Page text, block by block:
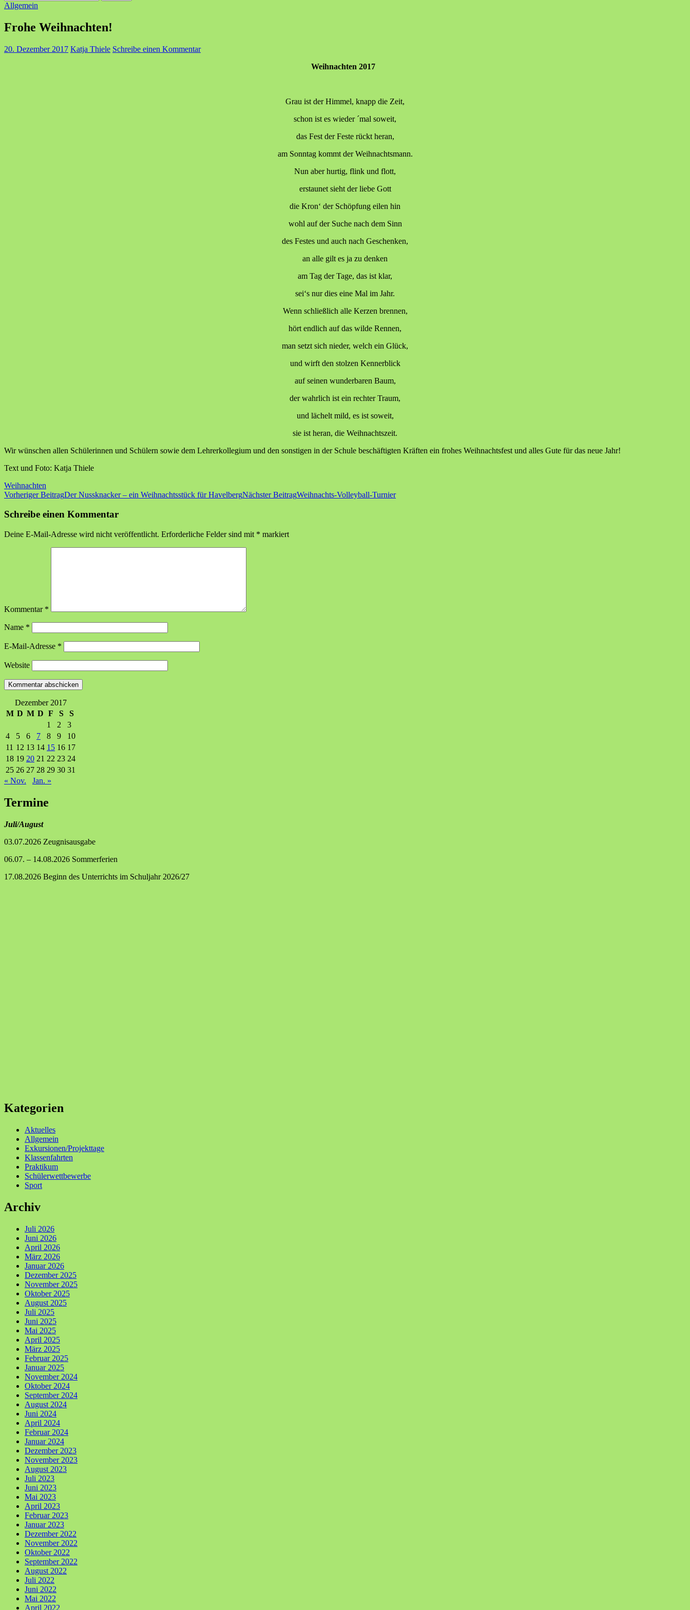
nach:
Allgemein
Frohe Weihnachten!
20. Dezember 2017 Katja Thiele Schreibe einen Kommentar
Weihnachten 2017
Grau ist der Himmel, knapp die Zeit,
schon ist es wieder ´mal soweit,
das Fest der Feste rückt heran,
am Sonntag kommt der Weihnachtsmann.
Nun aber hurtig, flink und flott,
erstaunet sieht der liebe Gott
die Kron‘ der Schöpfung eilen hin
wohl auf der Suche nach dem Sinn
des Festes und auch nach Geschenken,
an alle gilt es ja zu denken
am Tag der Tage, das ist klar,
sei‘s nur dies eine Mal im Jahr.
Wenn schließlich alle Kerzen brennen,
hört endlich auf das wilde Rennen,
man setzt sich nieder, welch ein Glück,
und wirft den stolzen Kennerblick
auf seinen wunderbaren Baum,
der wahrlich ist ein rechter Traum,
und lächelt mild, es ist soweit,
sie ist heran, die Weihnachtszeit.
Wir wünschen allen Schülerinnen und Schülern sowie dem Lehrerkollegium und den sonstigen in der Schule beschäftigten Kräften ein frohes Weihnachtsfest und alles Gute für das neue Jahr!
Text und Foto: Katja Thiele
Weihnachten
Beitragsnavigation
Vorheriger BeitragDer Nussknacker – ein Weihnachtsstück für HavelbergNächster BeitragWeihnachts-Volleyball-Turnier
Schreibe einen Kommentar
Deine E-Mail-Adresse wird nicht veröffentlicht. Erforderliche Felder sind mit * markiert
Kommentar *
Name *
E-Mail-Adresse *
Website
Dezember 2017
M D M D F S
S
1
2
3
4
5 6 7 8 9
10
11 12 13 14 15 16 17
18 19 20 21 22 23 24
25 26 27 28 29 30 31
« Nov.
Jan. »
Termine
Juli/August
03.07.2026 Zeugnisausgabe
06.07. – 14.08.2026 Sommerferien
17.08.2026 Beginn des Unterrichts im Schuljahr 2026/27
Kategorien
Aktuelles
Allgemein
Exkursionen/Projekttage
Klassenfahrten
Praktikum
Schülerwettbewerbe
Sport
Archiv
Juli 2026
Juni 2026
April 2026
März 2026
Januar 2026
Dezember 2025
November 2025
Oktober 2025
August 2025
Juli 2025
Juni 2025
Mai 2025
April 2025
März 2025
Februar 2025
Januar 2025
November 2024
Oktober 2024
September 2024
August 2024
Juni 2024
April 2024
Februar 2024
Januar 2024
Dezember 2023
November 2023
August 2023
Juli 2023
Juni 2023
Mai 2023
April 2023
Februar 2023
Januar 2023
Dezember 2022
November 2022
Oktober 2022
September 2022
August 2022
Juli 2022
Juni 2022
Mai 2022
April 2022